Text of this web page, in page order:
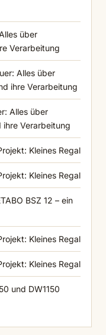
über
Verarbeitung
Alles über
ihre Verarbeitung
Alles über
Verarbeitung
Kleines Regal
Kleines Regal
BSZ 12 – ein
Kleines Regal
Kleines Regal
und DW1150